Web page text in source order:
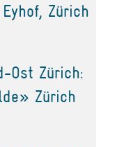
Zürich
Ost Zürich:
Zürich